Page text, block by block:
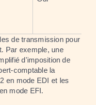
de transmission pour
Par exemple, une
d'imposition de
comptable la
en mode EDI et les
mode EFI.